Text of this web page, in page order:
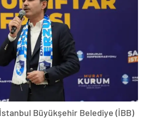
Büyükşehir Belediye (İBB)